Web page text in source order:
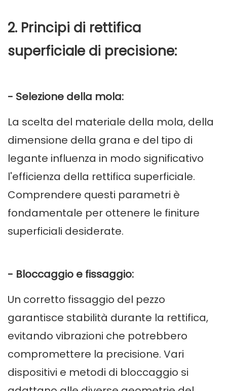
2. Principi di rettifica
superficiale di precisione:
- Selezione della mola:
La scelta del materiale della mola, della
dimensione della grana e del tipo di
legante influenza in modo significativo
l'efficienza della rettifica superficiale.
Comprendere questi parametri è
fondamentale per ottenere le finiture
superficiali desiderate.
- Bloccaggio e fissaggio:
Un corretto fissaggio del pezzo
garantisce stabilità durante la rettifica,
evitando vibrazioni che potrebbero
compromettere la precisione. Vari
dispositivi e metodi di bloccaggio si